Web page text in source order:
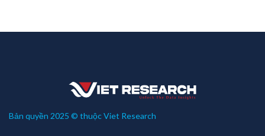
Bản quyền 2025 © thuộc Viet Research